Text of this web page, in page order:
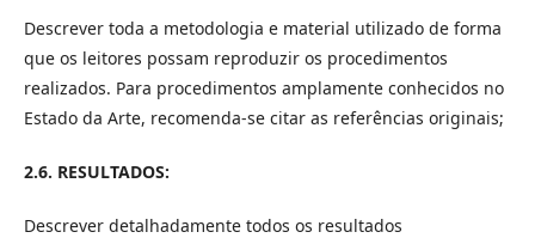
Descrever toda a metodologia e material utilizado de forma
que os leitores possam reproduzir os procedimentos
realizados. Para procedimentos amplamente conhecidos no
Estado da Arte, recomenda-se citar as referências originais;
2.6. RESULTADOS:
Descrever detalhadamente todos os resultados